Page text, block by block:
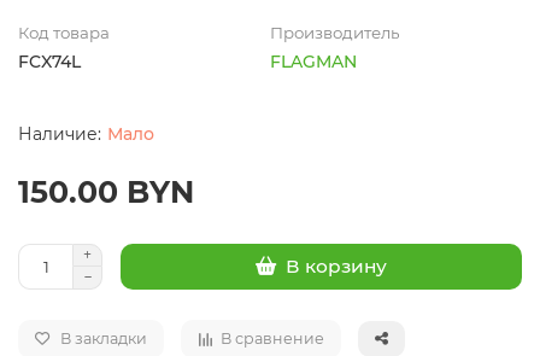
Код товара
FCX74L
Производитель
FLAGMAN
Мало
150.00 BYN
В корзину
В закладки В сравнение